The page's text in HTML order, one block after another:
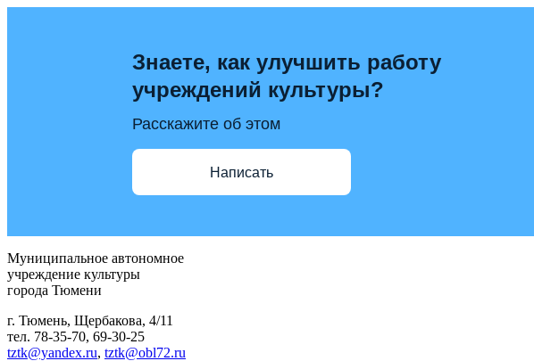
Знаете, как улучшить работу
учреждений культуры?
Расскажите об этом
Написать
Муниципальное автономное
учреждение культуры
города Тюмени
г. Тюмень, Щербакова, 4/11
тел. 78-35-70, 69-30-25
tztk@yandex.ru, tztk@obl72.ru